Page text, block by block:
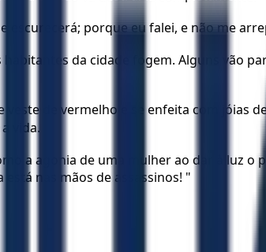
escurecerá; porque eu falei, e não me
da cidade fogem. Alguns vão
veste de vermelho e se enfeita com jóias
vida.
a agonia de uma mulher ao dar à luz
nas mãos de assassinos! "